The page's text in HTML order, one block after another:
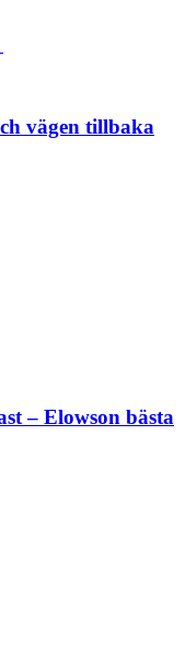
vägen tillbaka
– Elowson bästa